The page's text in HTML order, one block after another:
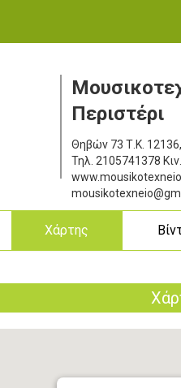
Περιστέρι
Θηβών 73 Τ.Κ.
Τηλ. 2105741378 Κιν.
Χάρτης